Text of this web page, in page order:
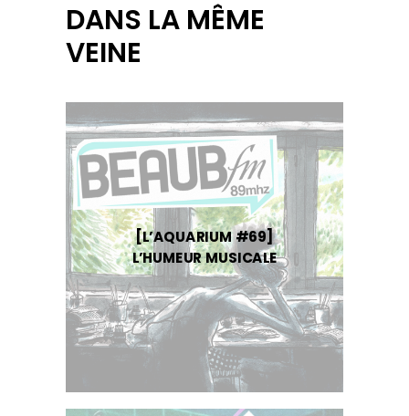
DANS LA MÊME
VEINE
[L’AQUARIUM #69]
L’HUMEUR MUSICALE